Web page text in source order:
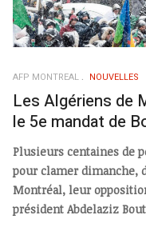
AFP MONTREAL NOUVELLES
Les Algériens de
le 5e mandat de
Plusieurs centaines de
pour clamer dimanche,
Montréal, leur
président Abdelaziz